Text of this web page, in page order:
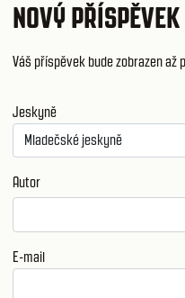
NOVÝ PŘÍSPĚVEK
Váš příspěvek bude zobrazen
Jeskyně
Autor
E-mail